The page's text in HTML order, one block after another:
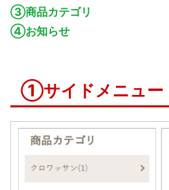
③商品カテゴリ
④お知らせ
①サイドメニュー